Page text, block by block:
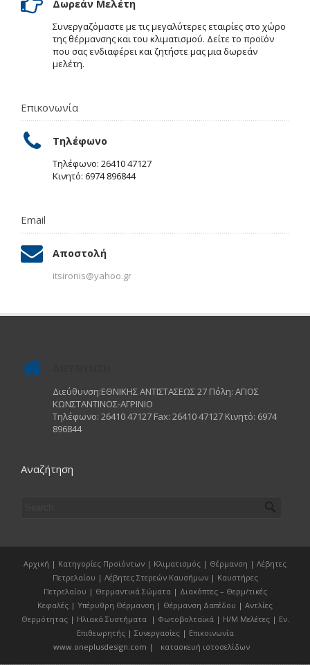
Δωρεάν Μελέτη
Συνεργαζόμαστε με τις μεγαλύτερες εταιρίες στο χώρο
της θέρμανσης και του κλιματισμού. Δείτε το προϊόν
που σας ενδιαφέρει και ζητήστε μας μια δωρεάν
μελέτη.
Επικονωνία
Τηλέφωνο
Τηλέφωνο: 26410 47127
Κινητό: 6974 896844
Email
Αποστολή
itsironis@yahoo.gr
Διεύθυνση:ΕΘΝΙΚΗΣ ΑΝΤΙΣΤΑΣΕΩΣ 27 Πόλη: ΑΓΙΟΣ
ΚΩΝΣΤΑΝΤΙΝΟΣ-ΑΓΡΙΝΙΟ
Τηλέφωνο: 26410 47127 Fax: 26410 47127 Κινητό: 6974
896844
Αναζήτηση
Αρχική | Κατηγορίες Προϊόντων | Κλιματισμός | Θέρμανση | Λέβητες
Πετρελαίου | Λέβητες Στερεών Καυσήμων| Καυστήρες
Πετρελαίου | Θερμαντικά Σώματα | Διακόπτες – Θερμ/τικές
Κεφαλές | Υπέρυθρη Θέρμανση | Θέρμανση Δαπέδου | Αντλίες
Θερμότητας| Ηλιακά Συστήματα | Φωτοβολταϊκά | Η/Μ Μελέτες| Εν.
Επιθεωρητής| Συνεργασίες| Επικοινωνία
www.oneplusdesign.com |
κατασκευή ιστοσελίδων